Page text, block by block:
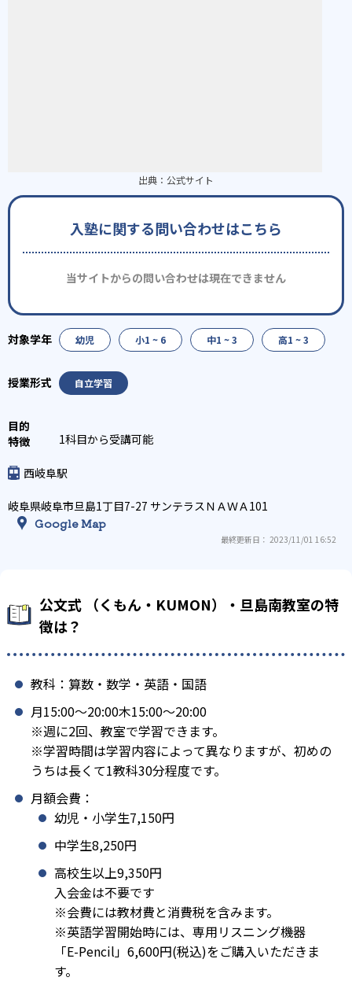
出典： 公式サイト
入塾に関する問い合わせはこちら
当サイトからの問い合わせは現在できません
幼児 小1 ~ 6 中1 ~ 3 高1 ~ 3
自立学習
1科目から受講可能
西岐阜駅
岐阜県岐阜市旦島1丁目7-27 サンテラスＮＡＷＡ101
Google Map
最終更新日： 2023/11/01 16:52
公文式 （くもん・KUMON）・旦島南教室の特
徴は？
教科：算数・数学・英語・国語
月15:00〜20:00木15:00〜20:00
※週に2回、教室で学習できます。
※学習時間は学習内容によって異なりますが、初めの
うちは長くて1教科30分程度です。
月額会費：
幼児・小学生7,150円
中学生8,250円
高校生以上9,350円
入会金は不要です
※会費には教材費と消費税を含みます。
※英語学習開始時には、専用リスニング機器
「E-Pencil」6,600円(税込)をご購入いただきま
す。